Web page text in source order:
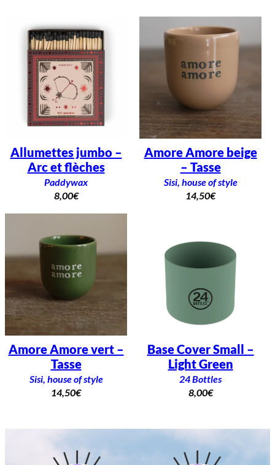
Allumettes jumbo –
Arc et flèches
Paddywax
8,00€
Amore Amore beige
– Tasse
Sisi, house of style
14,50€
Amore Amore vert –
Tasse
Sisi, house of style
14,50€
Base Cover Small –
Light Green
24 Bottles
8,00€